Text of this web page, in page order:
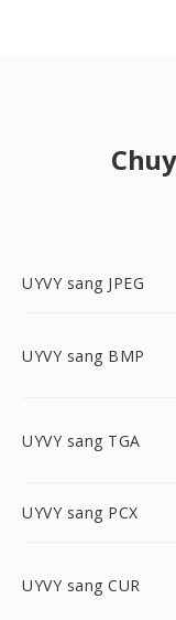
UYVY sang JPEG
UYVY sang BMP
UYVY sang TGA
UYVY sang PCX
UYVY sang CUR